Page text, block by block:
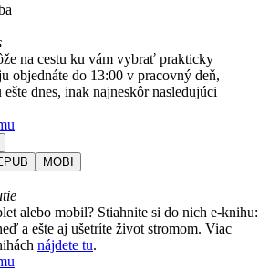
na cestu ku vám vybrať prakticky
objednáte do 13:00 v pracovný deň,
dnes, inak najneskôr nasledujúci
MOBI
alebo mobil? Stiahnite si do nich e-knihu:
a ešte aj ušetríte život stromom. Viac
nájdete tu.